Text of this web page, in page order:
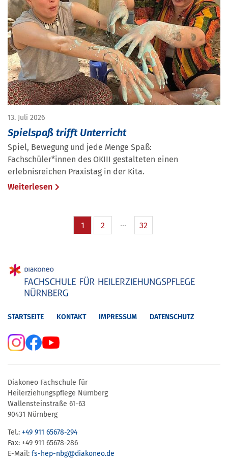
13. Juli 2026
Spielspaß trifft Unterricht
Spiel, Bewegung und jede Menge Spaß:
Fachschüler*innen des OKIII gestalteten einen
erlebnisreichen Praxistag in der Kita.
Weiterlesen
1 2 32
STARTSEITE KONTAKT IMPRESSUM DATENSCHUTZ
Diakoneo Fachschule für
Heilerziehungspflege Nürnberg
Wallensteinstraße 61-63
90431 Nürnberg
Tel.: +49 911 65678-294
Fax: +49 911 65678-286
E-Mail: fs-hep-nbg​@diakoneo.de